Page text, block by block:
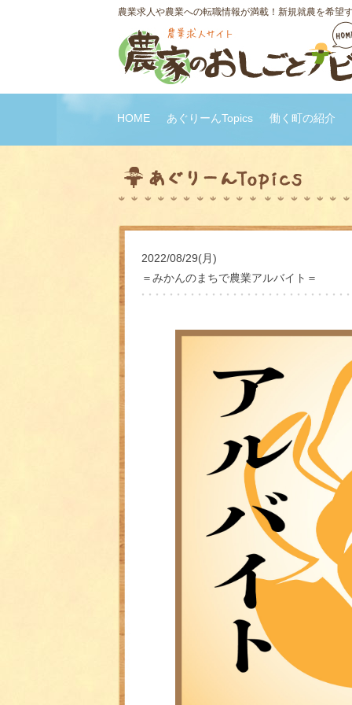
農業求人や農業への転職情報が満載！新規就農を希望
HOME あぐりーんTopics 働く町の紹介
2022/08/29(月)
＝みかんのまちで農業アルバイト＝